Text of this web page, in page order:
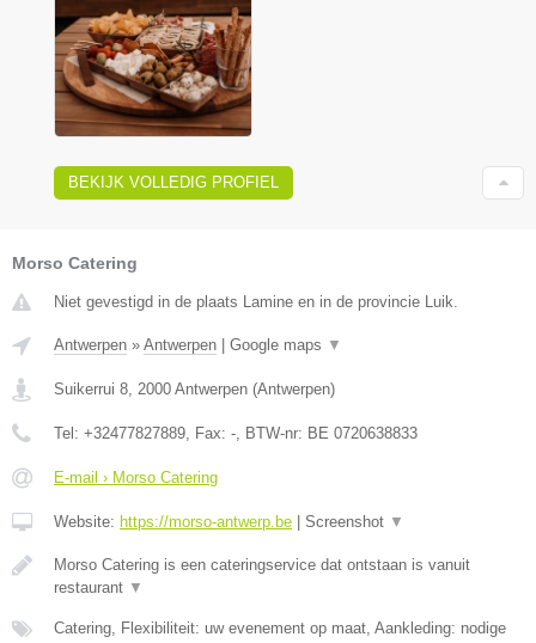
BEKIJK VOLLEDIG PROFIEL
Morso Catering
Niet gevestigd in de plaats Lamine en in de provincie Luik.
Antwerpen » Antwerpen | Google maps ▼
Suikerrui 8 2000 Antwerpen (Antwerpen)
Tel: +32477827889 , Fax: - , BTW-nr: BE 0720638833
E-mail › Morso Catering
Website: https://morso-antwerp.be | Screenshot ▼
Morso Catering is een cateringservice dat ontstaan is vanuit
restaurant ▼
Catering, Flexibiliteit: uw evenement op maat, Aankleding: nodige